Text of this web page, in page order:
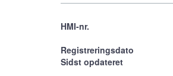
HMI-nr.
Registreringsdato
Sidst opdateret